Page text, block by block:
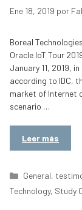
Ene 18, 2019 por
Boreal
Oracle IoT Tour
January 11, 2019,
according to IDC,
market of Internet
scenario …
Leer más
Categorías
General,
Technology, Study